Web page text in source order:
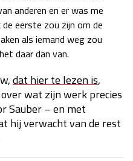
anderen en er was me
eerste zou zijn om de
als iemand weg zou
daar dan van.
dat hier te lezen is,
wat zijn werk precies
Sauber – en met
hij verwacht van de rest